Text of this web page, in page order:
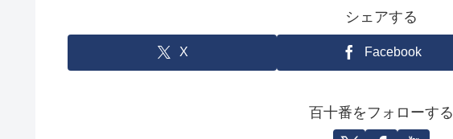
シェアする
X Facebook
百十番をフォローする